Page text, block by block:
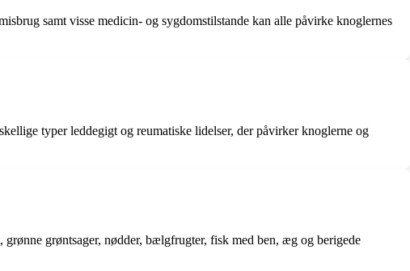
samt visse medicin- og sygdomstilstande kan alle påvirke knoglernes
typer leddegigt og reumatiske lidelser, der påvirker knoglerne og
grøntsager, nødder, bælgfrugter, fisk med ben, æg og berigede